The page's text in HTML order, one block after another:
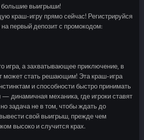
большие выигрыши!
краш-игру прямо сейчас! Регистрируйся
первый депозит с промокодом:
игра, а захватывающее приключение, в
может стать решающим! Эта краш-игра
и способности быстро принимать
динамичная механика, где игроки ставят
задача не в том, чтобы ждать до
свой выигрыш, прежде чем
высоко и случится крах.